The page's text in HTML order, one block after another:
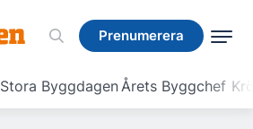
Prenumerera
Stora ByggdagenÅrets Byggchef
Prenumerera